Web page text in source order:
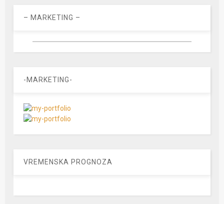
– MARKETING –
-MARKETING-
VREMENSKA PROGNOZA